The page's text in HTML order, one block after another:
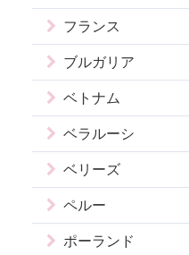
フランス
ブルガリア
ベトナム
ベラルーシ
ベリーズ
ペルー
ポーランド